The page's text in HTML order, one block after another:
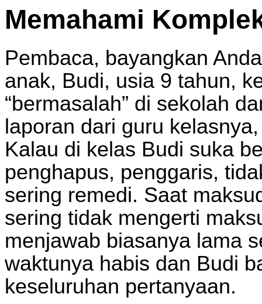
Memahami
Pembaca, bayangkan
anak, Budi, usia 9 tahun,
“bermasalah” di sekolah
laporan dari guru
Kalau di kelas Budi suka
penghapus, penggaris,
sering remedi. Saat
sering tidak mengerti
menjawab biasanya lama
waktunya habis dan Budi
keseluruhan pertanyaan.